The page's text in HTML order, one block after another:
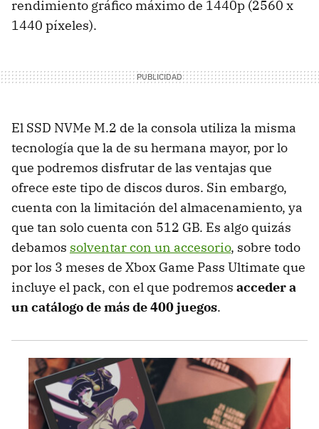
rendimiento gráfico máximo de 1440p (2560 x
1440 píxeles).
El SSD NVMe M.2 de la consola utiliza la misma
tecnología que la de su hermana mayor, por lo
que podremos disfrutar de las ventajas que
ofrece este tipo de discos duros. Sin embargo,
cuenta con la limitación del almacenamiento, ya
que tan solo cuenta con 512 GB. Es algo quizás
debamos solventar con un accesorio, sobre todo
por los 3 meses de Xbox Game Pass Ultimate que
incluye el pack, con el que podremos acceder a
un catálogo de más de 400 juegos.